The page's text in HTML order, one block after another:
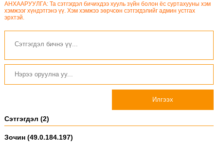
АНХААРУУЛГА: Та сэтгэгдэл бичихдээ хууль зүйн болон ёс суртахууны хэм
хэмжээг хүндэтгэнэ үү. Хэм хэмжээ зөрчсөн сэтгэгдэлийг админ устгах
эрхтэй.
Илгээх
Сэтгэгдэл (2)
Зочин (49.0.184.197)